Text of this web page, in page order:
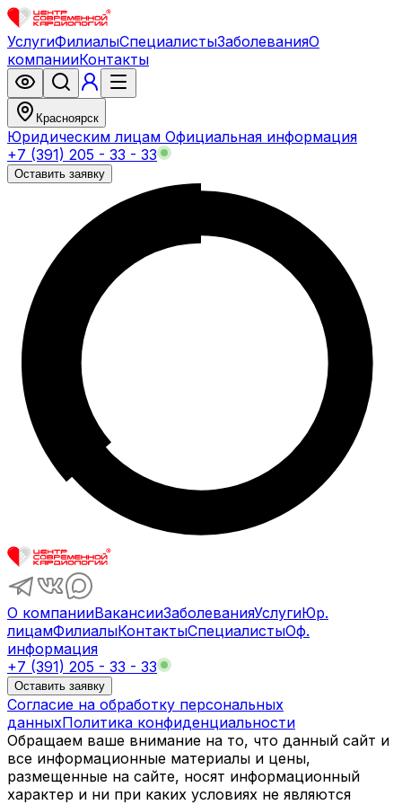
УслугиФилиалыСпециалистыЗаболеванияО
компанииКонтакты
Красноярск
Юридическим лицам Официальная информация
+7 (391) 205 - 33 - 33
Оставить заявку
О компанииВакансииЗаболеванияУслугиЮр.
лицамФилиалыКонтактыСпециалистыОф.
информация
+7 (391) 205 - 33 - 33
Оставить заявку
Согласие на обработку персональных
данныхПолитика конфиденциальности
Обращаем ваше внимание на то, что данный сайт и
все информационные материалы и цены,
размещенные на сайте, носят информационный
характер и ни при каких условиях не являются